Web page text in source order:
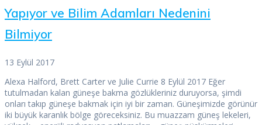
Yapıyor ve Bilim Adamları Nedenini
Bilmiyor
13 Eylül 2017
Alexa Halford, Brett Carter ve Julie Currie 8 Eylül 2017 Eğer
tutulmadan kalan güneşe bakma gözlükleriniz duruyorsa, şimdi
onları takıp güneşe bakmak için iyi bir zaman. Güneşimizde görünür
iki büyük karanlık bölge göreceksiniz. Bu muazzam güneş lekeleri,